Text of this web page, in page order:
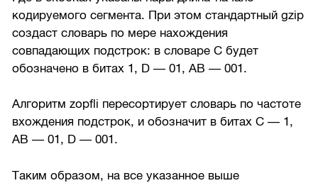
кодируемого сегмента. При этом стандартный gzip
создаст словарь по мере нахождения
совпадающих подстрок: в словаре C будет
обозначено в битах 1, D — 01, AB — 001.
Алгоритм zopfli пересортирует словарь по частоте
вхождения подстрок, и обозначит в битах C — 1,
AB — 01, D — 001.
Таким образом, на все указанное выше